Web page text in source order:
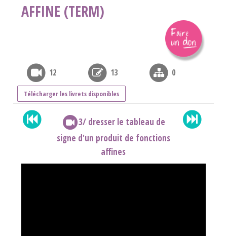
AFFINE (TERM)
12 13 0
Télécharger les livrets disponibles
3/ dresser le tableau de
signe d'un produit de fonctions
affines